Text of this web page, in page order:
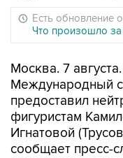
Есть обновление
Что произошло за
Москва. 7
Международный
предоставил
фигуристам
Игнатовой
сообщает пресс-